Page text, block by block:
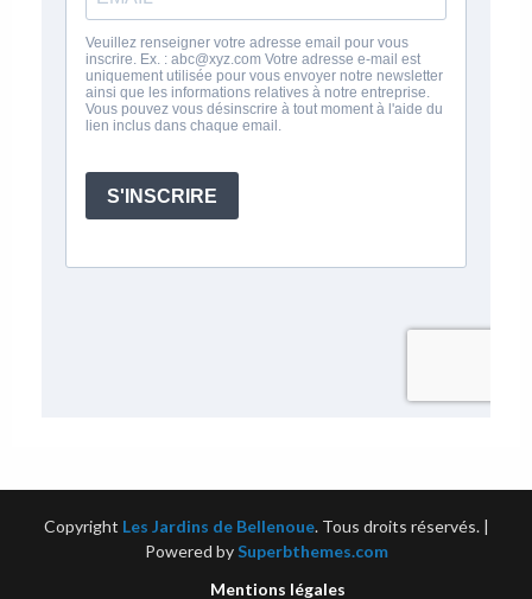
Copyright Les Jardins de Bellenoue. Tous droits réservés. |
Powered bySuperbthemes.com
Mentions légales